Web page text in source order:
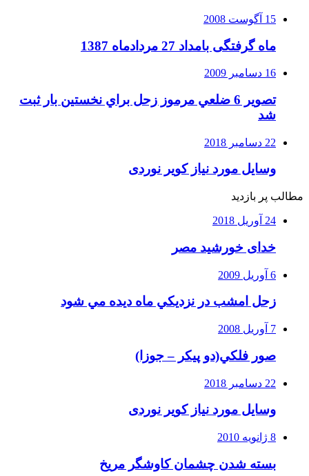
15 آگوست 2008
ماه گرفتگی بامداد 27 مردادماه 1387
16 دسامبر 2009
تصوير 6 ضلعي مرموز زحل براي نخستين بار ثبت
شد
22 دسامبر 2018
وسایل مورد نیاز کویر نوردی
مطالب پر بازدید
24 آوریل 2018
خدای خورشید مصر
6 آوریل 2009
زحل امشب در نزديكي ماه ديده مي شود
7 آوریل 2008
صور فلكي(دو پیکر – جوزا)
22 دسامبر 2018
وسایل مورد نیاز کویر نوردی
8 ژانویه 2010
بسته شدن چشمان کاوشگر مريخ